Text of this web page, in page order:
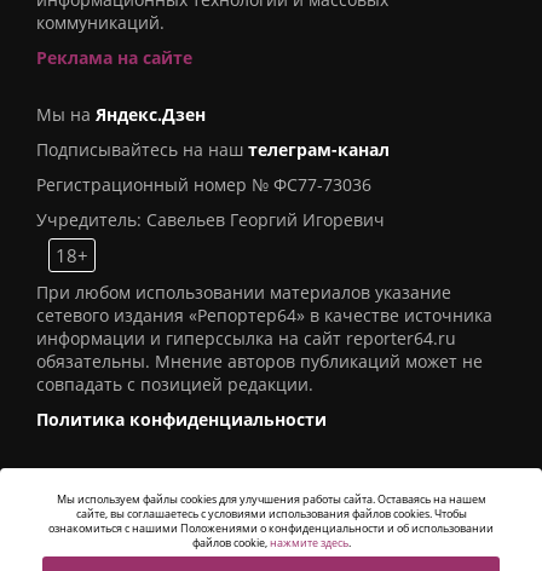
коммуникаций.
Реклама на сайте
Мы на Яндекс.Дзен
Подписывайтесь на наш телеграм-канал
Регистрационный номер № ФС77-73036
Учредитель: Савельев Георгий Игоревич
18+
При любом использовании материалов указание
сетевого издания «Репортер64» в качестве источника
информации и гиперссылка на сайт reporter64.ru
обязательны. Мнение авторов публикаций может не
совпадать с позицией редакции.
Политика конфиденциальности
© 2016СИ «Репортер64». Все права защищены -
Alatis Studio
Мы используем файлы cookies для улучшения работы сайта. Оставаясь на нашем
сайте, вы соглашаетесь с условиями использования файлов cookies. Чтобы
ознакомиться с нашими Положениями о конфиденциальности и об использовании
файлов cookie,нажмите здесь.